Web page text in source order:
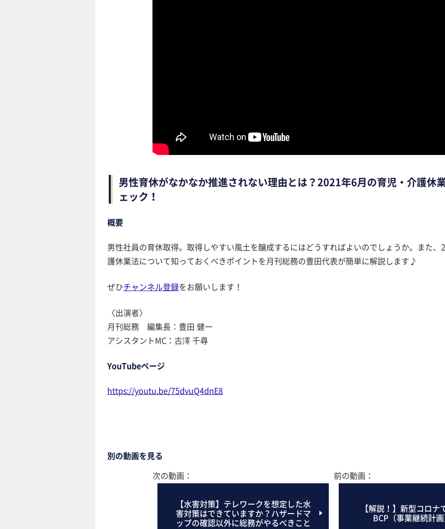
男性育休がなかなか推進されない理由とは？2021年6月の育児・介護休
ェック！
概要
男性社員の育休取得。取得しやすい風土を醸成するにはどうすればよいのでしょうか。また
護休業法について知っておくべきポイントを月刊総務の豊田代表が簡単に解説します♪
ぜひチャンネル登録をお願いします！
〈出演者〉
月刊総務 編集長：豊田 健一
アシスタントMC：古澤 千尋
YouTubeページ
https://youtu.be/75dvuQ4dnE8
別の動画を見る
次の動画：
【水害対策】テレワークを想定した水
害対策はできていますか？ハザードマ
ップの確認以外に総務がやるべきこと
前の動画：
【解説！】新型コロナ
BCP（事業継続計